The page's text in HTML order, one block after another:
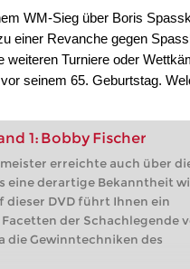
WM-Sieg über Boris
einer Revanche gegen
Turniere oder
seinem 65. Geburtstag.
1: Bobby Fischer
erreichte auch über
eine derartige Bekanntheit
dieser DVD führt Ihnen ein
der Schachlegende
die Gewinntechniken des